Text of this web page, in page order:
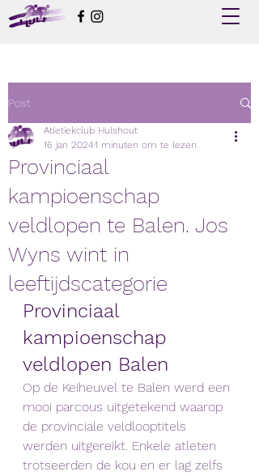
Post
Provinciaal
kampioenschap
veldlopen te Balen. Jos
Wyns wint in
leeftijdscategorie
Atletiekclub Hulshout
16 jan 20241 minuten om te lezen
Provinciaal
kampioenschap
veldlopen Balen
Op de Keiheuvel te Balen werd een
mooi parcous uitgetekend waarop
de provinciale veldlooptitels
werden uitgereikt. Enkele atleten
trotseerden de kou en er lag zelfs